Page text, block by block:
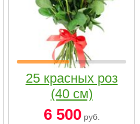
25 красных роз
(40 см)
6 500руб.